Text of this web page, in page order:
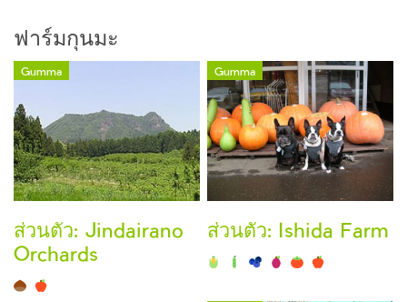
ฟาร์มกุนมะ
Gumma
ส่วนตัว: Jindairano
Orchards
Gumma
ส่วนตัว: Ishida Farm